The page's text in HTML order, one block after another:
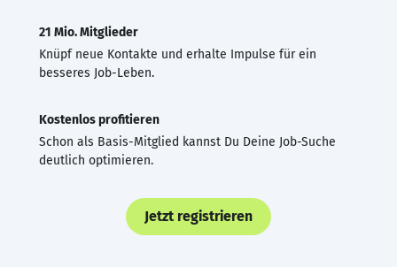
21 Mio. Mitglieder
Knüpf neue Kontakte und erhalte Impulse für ein
besseres Job-Leben.
Kostenlos profitieren
Schon als Basis-Mitglied kannst Du Deine Job-Suche
deutlich optimieren.
Jetzt registrieren